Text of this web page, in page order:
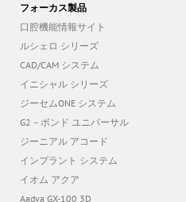
フォーカス製品
口腔機能情報サイト
ルシェロ シリーズ
CAD/CAM システム
イニシャル シリーズ
ジーセムONE システム
G2－ボンド ユニバーサル
ジーニアル アコード
インプラント システム
イオム アクア
Aadva GX-100 3D